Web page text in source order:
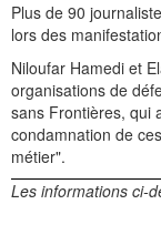
Plus de 90
lors des
Niloufar Hamedi et
organisations de
sans Frontières, qui
condamnation de
métier".
Les informations ci-